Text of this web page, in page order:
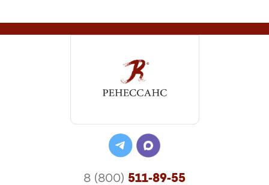
8 (800) 511-89-55